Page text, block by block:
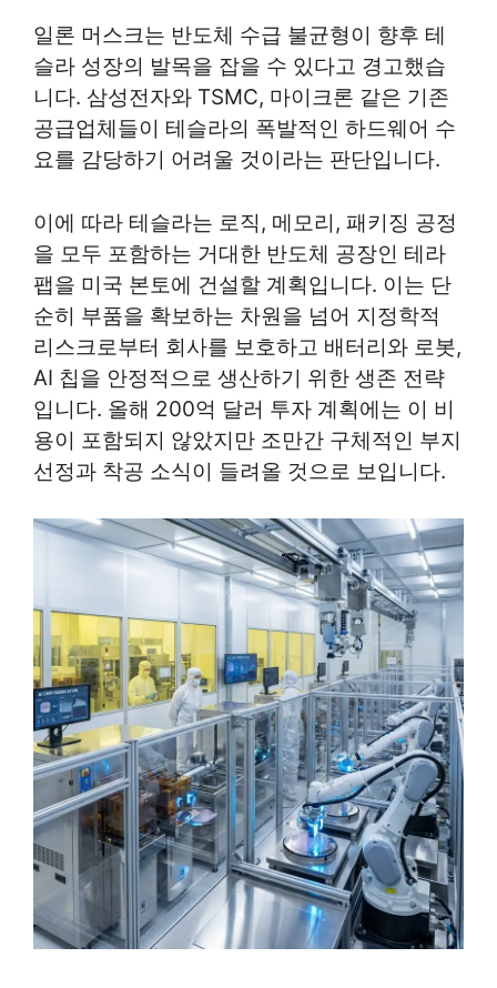
일론 머스크는 반도체 수급 불균형이 향후 테
슬라 성장의 발목을 잡을 수 있다고 경고했습
니다. 삼성전자와 TSMC, 마이크론 같은 기존
공급업체들이 테슬라의 폭발적인 하드웨어 수
요를 감당하기 어려울 것이라는 판단입니다.
이에 따라 테슬라는 로직, 메모리, 패키징 공정
을 모두 포함하는 거대한 반도체 공장인 테라
팹을 미국 본토에 건설할 계획입니다. 이는 단
순히 부품을 확보하는 차원을 넘어 지정학적
리스크로부터 회사를 보호하고 배터리와 로봇,
AI 칩을 안정적으로 생산하기 위한 생존 전략
입니다. 올해 200억 달러 투자 계획에는 이 비
용이 포함되지 않았지만 조만간 구체적인 부지
선정과 착공 소식이 들려올 것으로 보입니다.